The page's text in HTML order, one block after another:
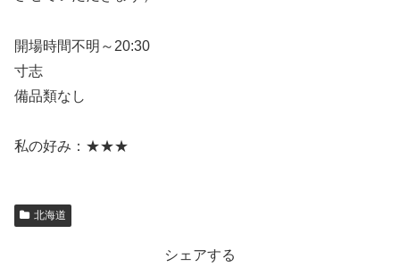
開場時間不明～20:30
寸志
備品類なし
私の好み：★★★
北海道
シェアする